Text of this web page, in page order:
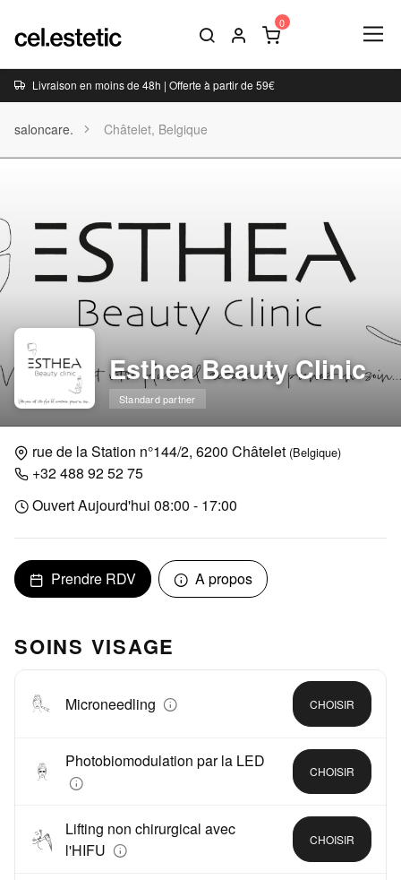
Livraison en moins de 48h | Offerte à partir de 59€
saloncare. Châtelet, Belgique
Esthea Beauty Clinic
Standard partner
rue de la Station n°144/2, 6200 Châtelet (Belgique)
+32 488 92 52 75
Ouvert Aujourd'hui 08:00 - 17:00
Prendre RDV A propos
SOINS VISAGE
Microneedling CHOISIR
Photobiomodulation par la LED
CHOISIR
Lifting non chirurgical avec
l'HIFU
CHOISIR